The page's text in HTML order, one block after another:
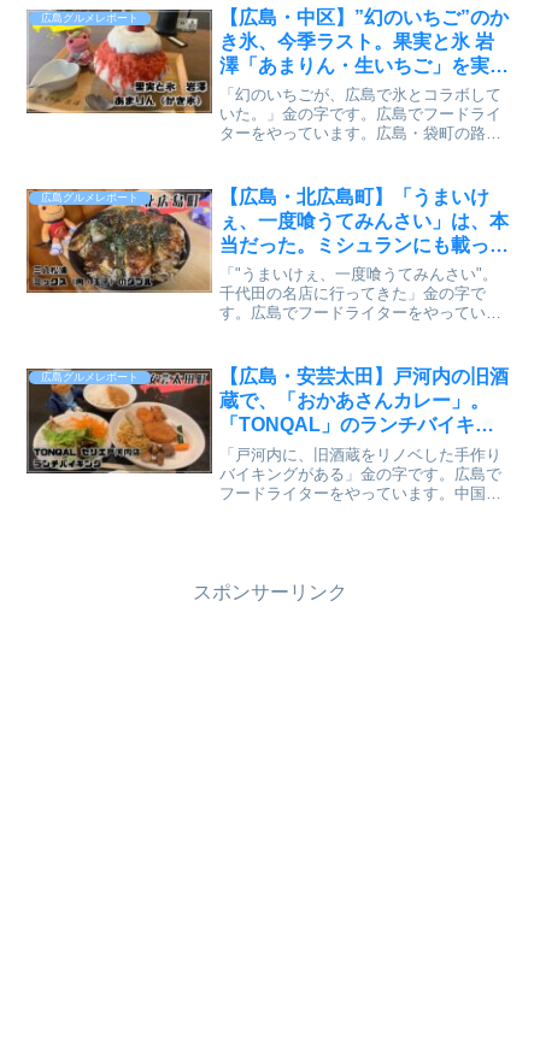
題”。チェーン店で済ませるのも悪くない
けれど、「せっか...
広島グルメレポート
【広島・中区】”幻のいちご”のか
き氷、今季ラスト。果実と氷 岩
澤「あまりん・生いちご」を実食
【かえるのピクルスと実食レビュ
ー】
「幻のいちごが、広島で氷とコラボして
いた。」金の字です。広島でフードライ
ターをやっています。広島・袋町の路地
氷 岩澤」。全国の高級フルーツを使った
かき氷専門店で、かなり...
広島グルメレポート
【広島・北広島町】「うまいけ
ぇ、一度喰うてみんさい」は、本
当だった。ミシュランにも載った
「三八松浦」のお好み焼きが、キ
ャベツどっさりで威勢よかった
【かえるのピクルスと実食レビュ
「"うまいけぇ、一度喰うてみんさい"。
千代田の名店に行ってきた」金の字で
す。広島でフードライターをやっていま
色い暖簾に「三八」の文字。ここはミシ
ュランにも載った千代田の...
広島グルメレポート
【広島・安芸太田】戸河内の旧酒
蔵で、「おかあさんカレー」。
「TONQAL」のランチバイキン
グが、手作り感満点でほっこりす
るやつだった【かえるのピクルス
と実食レビュー】
「戸河内に、旧酒蔵をリノベした手作り
バイキングがある」金の字です。広島で
フードライターをやっています。中国自
スポンサーリンク